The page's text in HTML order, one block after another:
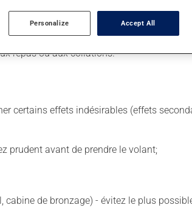
et continue. Assurez-vous de ne
simplement tomber la dose oubliée.
repas ou aux collations.
certains effets indésirables (effets
prudent avant de prendre le volant;
de bronzage) - évitez le plus
Personalize Accept All